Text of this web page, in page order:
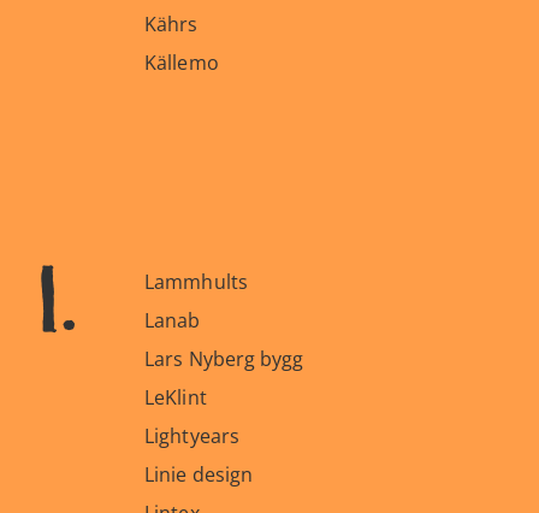
Kährs
Källemo
l.
Lammhults
Lanab
Lars Nyberg bygg
LeKlint
Lightyears
Linie design